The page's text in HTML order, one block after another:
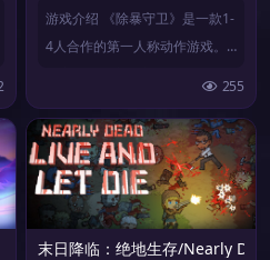
游戏介绍 《除暴守卫》是一款1-
4人合作的第一人称动作游戏。
255
末日降临：绝地生存/Nearly